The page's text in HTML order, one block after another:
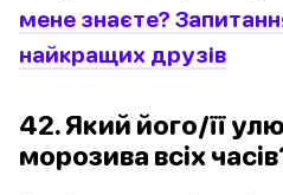
мене знаєте?
найкращих друзів
42. Який його/її
морозива всіх